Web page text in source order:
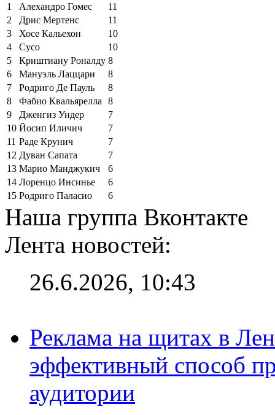
1
Алехандро Гомес
11
2
Дрис Мертенс
11
3
Хосе Кальехон
10
4
Сусо
10
5
Криштиану Роналду 8
6
Мануэль Лаццари
8
7
Родриго Де Пауль
8
8
Фабио Квальярелла
8
9
Дженгиз Ундер
7
10 Йосип Иличич
7
11 Раде Крунич
7
12 Дуван Сапата
7
13 Марио Манджукич
6
14 Лоренцо Инсинье
6
15 Родриго Паласио 6
Наша группа Вконтакте
Лента новостей:
26.6.2026, 10:43
Реклама на щитах в
эффективный способ
аудитории